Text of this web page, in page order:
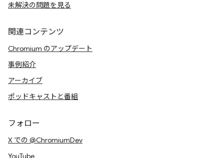
未解決の問題を見る
関連コンテンツ
Chromium のアップデート
事例紹介
アーカイブ
ポッドキャストと番組
フォロー
X での @ChromiumDev
YouTube